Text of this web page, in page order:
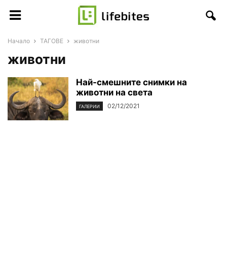
Начало ТАГОВЕ животни
животни
Най-смешните снимки на
животни на света
ГАЛЕРИИ 02/12/2021